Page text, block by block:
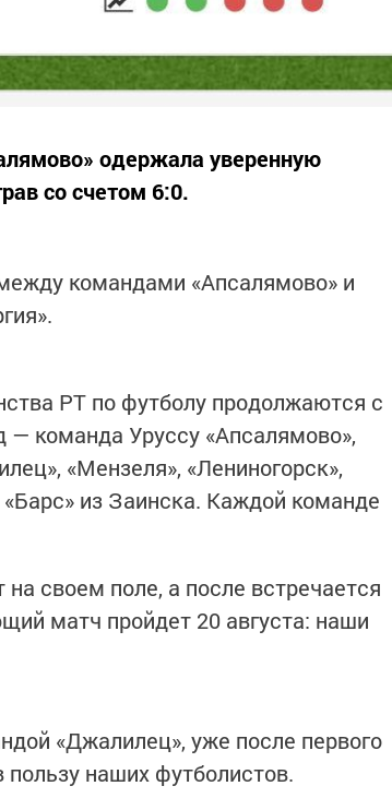
одержала уверенную
со счетом 6:0.
командами «Апсалямово» и
РТ по футболу продолжаются с
команда Уруссу «Апсалямово»,
«Мензеля», «Лениногорск»,
из Заинска. Каждой команде
своем поле, а после встречается
матч пройдет 20 августа: наши
«Джалилец», уже после первого
наших футболистов.